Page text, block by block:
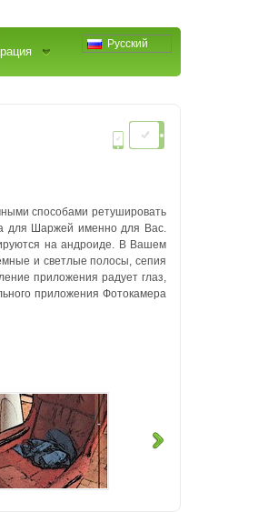
Русский
способами ретушировать
для Шаржей именно для Вас.
на андроиде. В Вашем
и светлые полосы, сепия
приложения радует глаз,
приложения Фотокамера